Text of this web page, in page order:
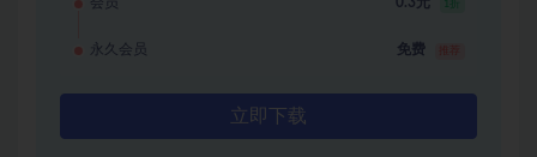
1折
永久会员 免费
立即下载